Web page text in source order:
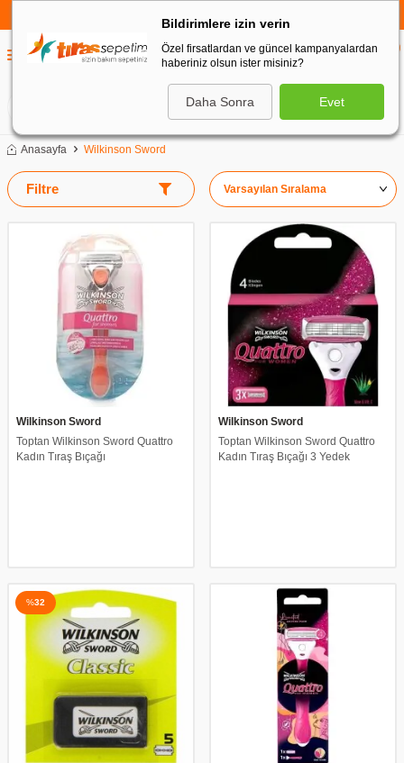
Anasayfa Wilkinson Sword
Filtre
Wilkinson Sword
Toptan Wilkinson Sword Quattro
Kadın Tıraş Bıçağı
Wilkinson Sword
Toptan Wilkinson Sword Quattro
Kadın Tıraş Bıçağı 3 Yedek
%32
Bildirimlere izin verin
Özel firsatlardan ve güncel kampanyalardan
haberiniz olsun ister misiniz?
Daha Sonra Evet